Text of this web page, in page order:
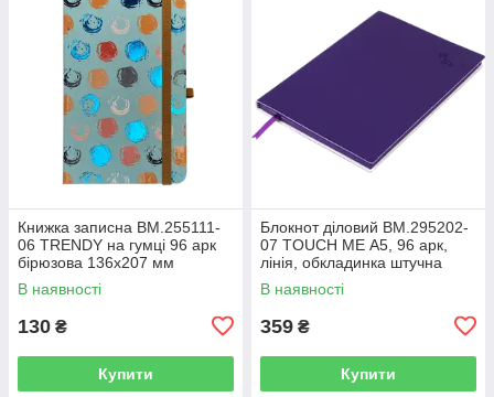
Книжка записна BM.255111-
06 TRENDY на гумці 96 арк
бірюзова 136х207 мм
клітинка(10)
В наявності
130 ₴
Купити
Блокнот діловий BM.295202-
07 TOUCH ME А5, 96 арк,
лінія, обкладинка штучна
шкіра, фіолетовий (50)
В наявності
359 ₴
Купити